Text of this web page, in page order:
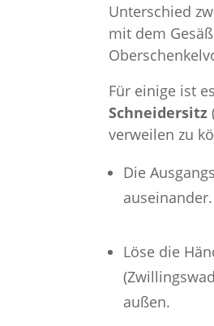
Unterschied
mit dem
Für einige ist
Schneidersitz
verweilen zu
Die
auseinander.
Löse die
außen.